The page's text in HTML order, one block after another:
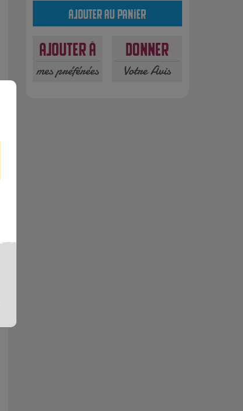
Ajouter au panier
Ajouter à
mes préférées
Donner
Votre Avis